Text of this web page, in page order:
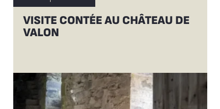
VISITE CONTÉE AU CHÂTEAU DE
VALON